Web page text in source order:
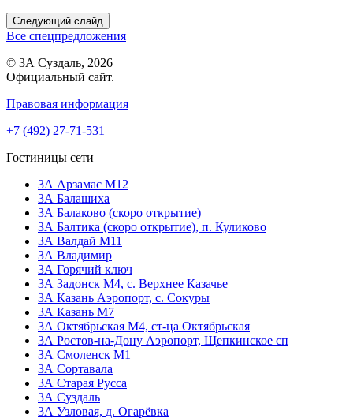
Следующий слайд
Все спецпредложения
© 3А Суздаль, 2026
Официальный сайт.
Правовая информация
+7 (492) 27-71-531
Гостиницы сети
3А Арзамас М12
3А Балашиха
3А Балаково (скоро открытие)
ЗА Балтика (скоро открытие), п. Куликово
ЗА Валдай M11
ЗА Владимир
3А Горячий ключ
3А Задонск М4, с. Верхнее Казачье
3А Казань Аэропорт, с. Сокуры
3А Казань М7
3А Октябрьская М4, ст-ца Октябрьская
3А Ростов-на-Дону Аэропорт, Щепкинское сп
ЗА Смоленск М1
3А Сортавала
3А Старая Русса
3А Суздаль
3А Узловая, д. Огарёвка